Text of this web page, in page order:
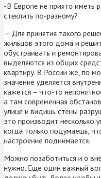
-В Европе не приято иметь
стеклить по-разному?
— Для принятия такого
жильцов этого дома и
обустраивать и
выделяются из общих
квартиру. В России же, по
значение уделяется
кажется – что-то
а там современная
улице и видишь стены
это производит несколько
когда только подумаешь,
настроение поднимается.
Можно позаботиться и о
нужно. Еще один важный